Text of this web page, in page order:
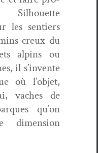
Sil­hou­ette
les sen­tiers
creux du
alpins ou
il s’invente
où l’objet,
vach­es de
qu’on
dimen­sion